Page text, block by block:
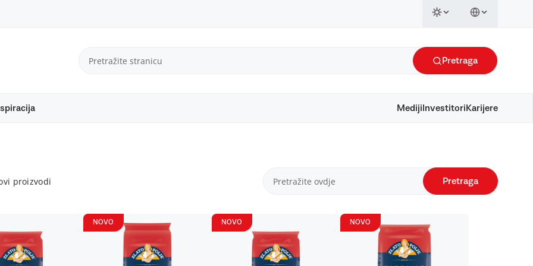
Pretraga
Mediji Investitori Karijere
proizvodi Pretraga
NOVO NOVO NOVO